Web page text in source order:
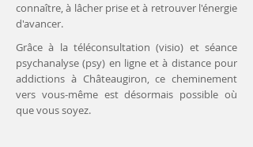
connaître, à lâcher prise et à retrouver l'énergie
d'avancer.
Grâce à la téléconsultation (visio) et séance
psychanalyse (psy) en ligne et à distance pour
addictions à Châteaugiron, ce cheminement
vers vous-même est désormais possible où
que vous soyez.